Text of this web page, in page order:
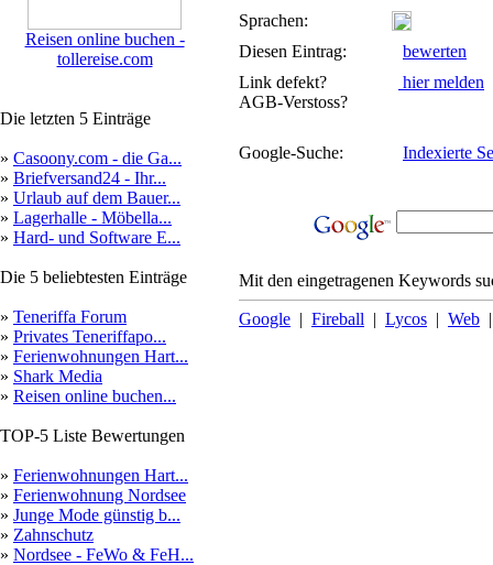
Reisen online buchen -
tollereise.com
Die letzten 5 Einträge
» Casoony.com - die Ga...
» Briefversand24 - Ihr...
» Urlaub auf dem Bauer...
» Lagerhalle - Möbella...
» Hard- und Software E...
Die 5 beliebtesten Einträge
» Teneriffa Forum
» Privates Teneriffapo...
» Ferienwohnungen Hart...
» Shark Media
» Reisen online buchen...
TOP-5 Liste Bewertungen
» Ferienwohnungen Hart...
» Ferienwohnung Nordsee
» Junge Mode günstig b...
» Zahnschutz
» Nordsee - FeWo & FeH...
Sprachen:
Diesen Eintrag:
bewerten
Link defekt?
AGB-Verstoss?
hier melden
Google-Suche: Indexierte
Mit den eingetragenen Keywords
Google | Fireball | Lycos | Web